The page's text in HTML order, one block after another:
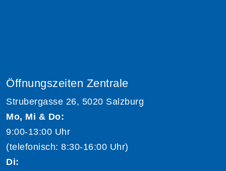
Öffnungszeiten Zentrale
Strubergasse 26, 5020 Salzburg
Mo, Mi & Do:
9:00-13:00 Uhr
(telefonisch: 8:30-16:00 Uhr)
Di: